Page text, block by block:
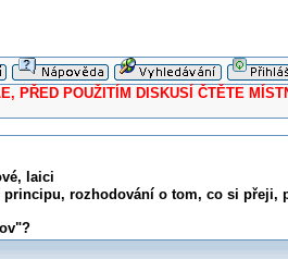
POUŽITÍM DISKUSÍ ČTĚTE
laici
principu, rozhodování o tom, co si přeji,